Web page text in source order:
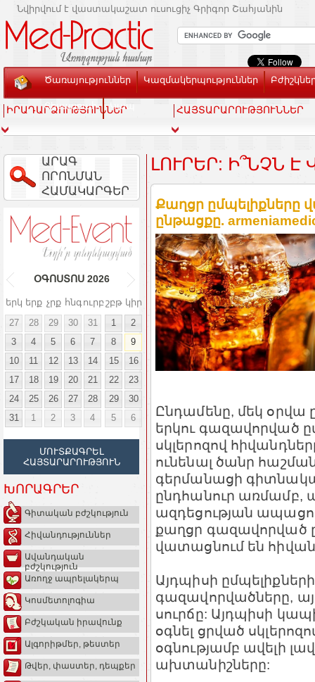
Նվիրվում է վաստակաշատ ուսուցիչ Գրիգոր Շահյանին
Ծառայություններ Կազմակերպություններ
Տեսասրահ Կապ
ԻՐԱԴԱՐՁՈՒԹՅՈՒՆՆԵՐ ՀԱՅՏԱՐԱՐՈՒԹՅՈՒՆՆԵՐ
ԱՐԱԳ
ՈՐՈՆՄԱՆ
ՀԱՄԱԿԱՐԳԵՐ
ՕԳՈՍՏՈՍ 2026
երկ երք չրք հնգուրբ շբթ կիր
27
28 29 30 31 1
2
3
4 5 6 7 8
9
10
11 12 13 14 15
16
17
18 19 20 21 22
23
24
25 26 27 28 29
30
31
1 2 3 4 5 6
ՄՈՒՏՔԱԳՐԵԼ
ՀԱՅՏԱՐԱՐՈՒԹՅՈՒՆ
ԽՈՐԱԳՐԵՐ
Գիտական բժշկություն
Հիվանդություններ
Ավանդական
բժշկություն
Առողջ ապրելակերպ
Կոսմետոլոգիա
Բժշկական իրավունք
Ալգորիթմեր, թեստեր
Թվեր, փաստեր, դեպքեր
ԼՈՒՐԵՐ: Ի՞ՆՉՆ
Քաղցր ըմպելիքները
ընթացքը.
Ընդամենը, մեկ
երկու գազավորված
սկլերոզով
ունենալ ծանր
գերմանացի
ընդհանուր առմամբ,
ազդեցության
քաղցր գազավորված
վատացնում են
Այդպիսի
գազավորվածները,
սուրճը: Այդպիսի
օգնել ցրված
օգնությամբ ավելի
ախտանիշները: